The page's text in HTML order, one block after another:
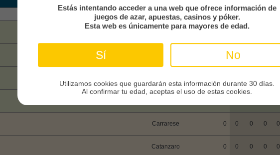
EQUIPO PJ GA
Ascoli Calcio 1898 FC
0
Carrarese 0 0 0 0 0
Catanzaro 0 0 0 0 0
Estás intentando acceder a una web que ofrece información de
juegos de azar, apuestas, casinos y póker.
Esta web es únicamente para mayores de edad.
Sí No
Utilizamos cookies que guardarán esta información durante 30 días.
Al confirmar tu edad, aceptas el uso de estas cookies.